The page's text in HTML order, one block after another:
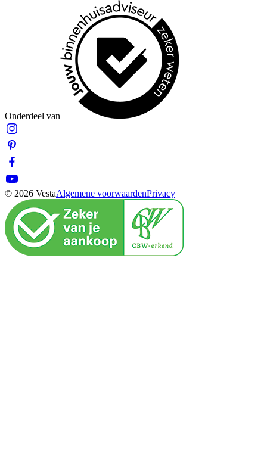
Onderdeel van
© 2026 VestaAlgemene voorwaardenPrivacy